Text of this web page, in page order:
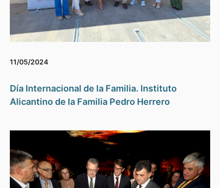
11/05/2024
Día Internacional de la Familia. Instituto
Alicantino de la Familia Pedro Herrero